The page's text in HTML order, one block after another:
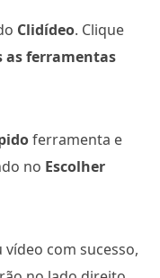
Clidídeo. Clique
as ferramentas
ferramenta e
no Escolher
com sucesso,